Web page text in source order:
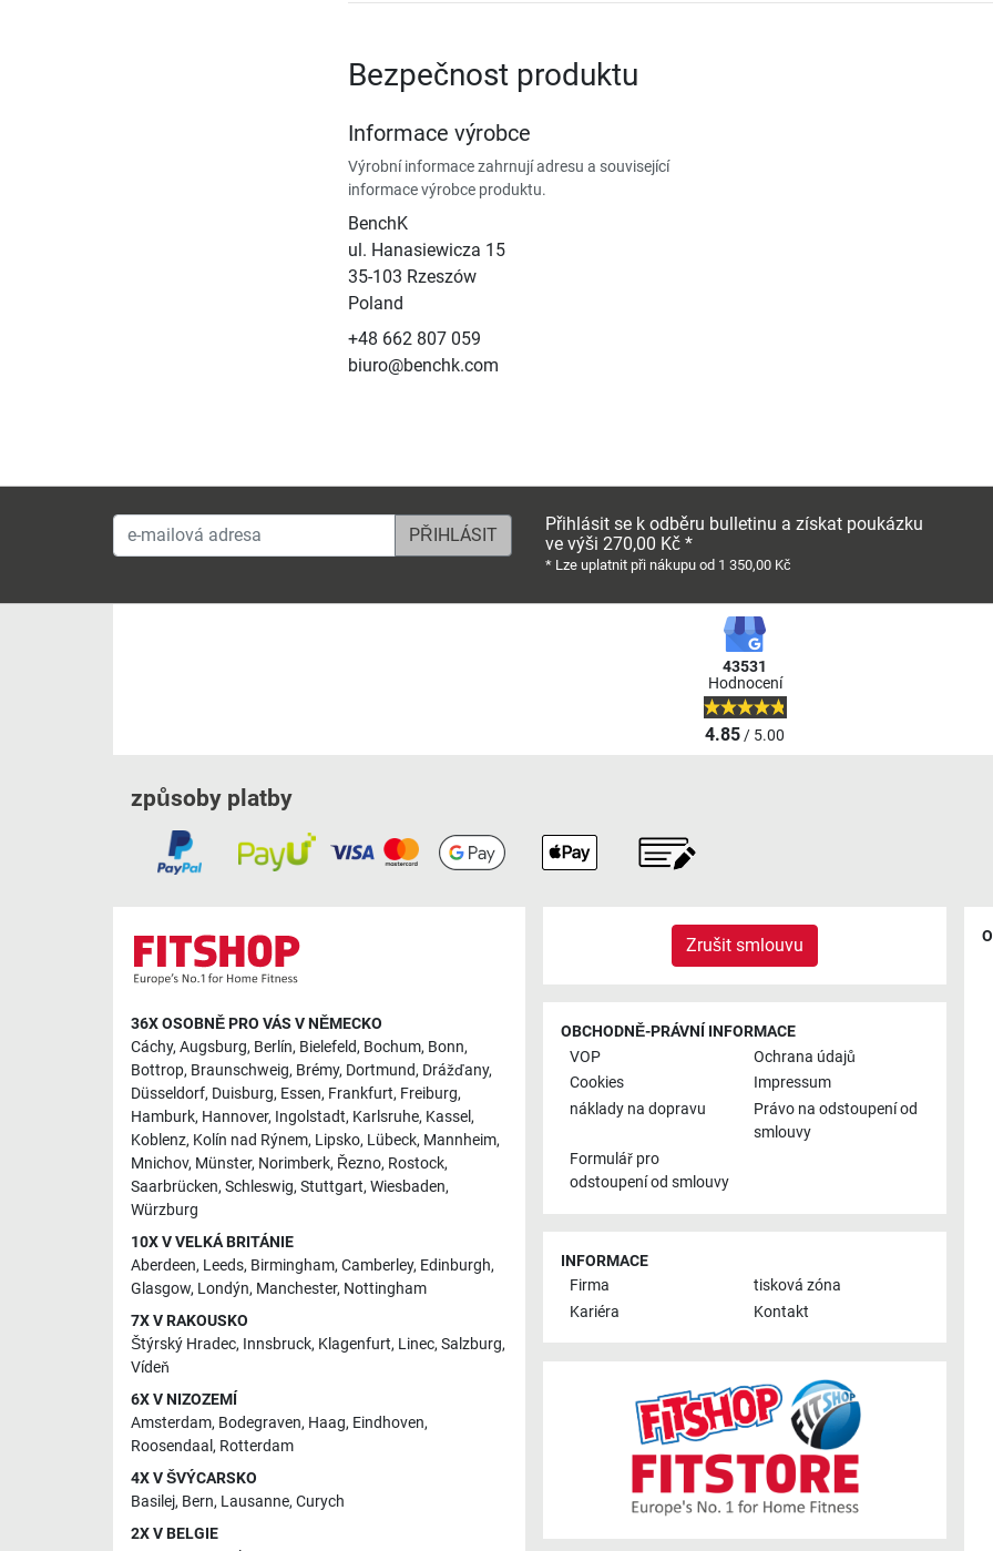
Bezpečnost produktu
Informace výrobce
Výrobní informace zahrnují adresu a související
informace výrobce produktu.
BenchK
ul. Hanasiewicza 15
35-103 Rzeszów
Poland
+48 662 807 059
biuro@benchk.com
e-mailová adresa
Přihlásit se k odběru bulletinu a získat poukázku
ve výši 270,00 Kč *
* Lze uplatnit při nákupu od 1 350,00 Kč
43531
Hodnocení
4.85/ 5.00
způsoby platby
36X OSOBNĚ PRO VÁS V NĚMECKO
Cáchy, Augsburg, Berlín, Bielefeld, Bochum, Bonn,
Bottrop, Braunschweig, Brémy, Dortmund, Drážďany,
Düsseldorf, Duisburg, Essen, Frankfurt, Freiburg,
Hamburk, Hannover, Ingolstadt, Karlsruhe, Kassel,
Koblenz, Kolín nad Rýnem, Lipsko, Lübeck, Mannheim,
Mnichov, Münster, Norimberk, Řezno, Rostock,
Saarbrücken, Schleswig, Stuttgart, Wiesbaden,
Würzburg
10X V VELKÁ BRITÁNIE
Aberdeen, Leeds, Birmingham, Camberley, Edinburgh,
Glasgow, Londýn, Manchester, Nottingham
7X V RAKOUSKO
Štýrský Hradec, Innsbruck, Klagenfurt, Linec, Salzburg,
Vídeň
6X V NIZOZEMÍ
Amsterdam, Bodegraven, Haag, Eindhoven,
Roosendaal, Rotterdam
4X V ŠVÝCARSKO
Basilej, Bern, Lausanne, Curych
2X V BELGIE
Zrušit smlouvu
OBCHODNĚ-PRÁVNÍ INFORMACE
VOP
Ochrana údajů
Cookies
Impressum
náklady na dopravu
Právo na odstoupení od
smlouvy
Formulář pro
odstoupení od smlouvy
INFORMACE
Firma
tisková zóna
Kariéra
Kontakt